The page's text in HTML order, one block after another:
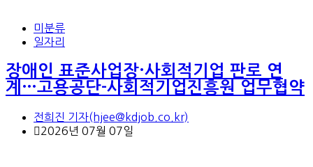
미분류
일자리
장애인 표준사업장·사회적기업 판로 연
계…고용공단-사회적기업진흥원 업무협약
전희진 기자(hjee@kdjob.co.kr)
2026년 07월 07일